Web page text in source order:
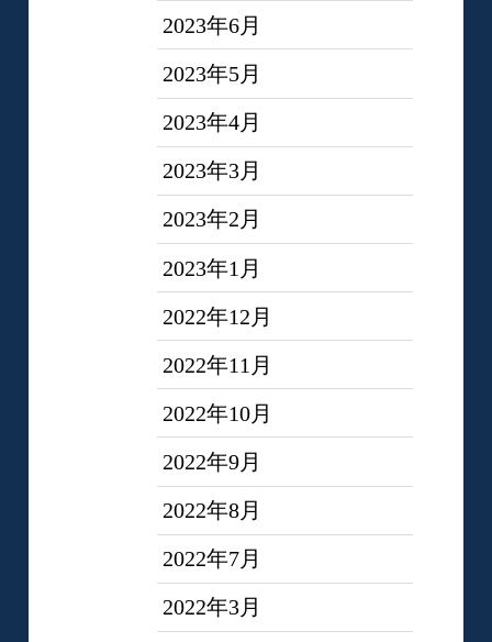
2023年6月
2023年5月
2023年4月
2023年3月
2023年2月
2023年1月
2022年12月
2022年11月
2022年10月
2022年9月
2022年8月
2022年7月
2022年3月